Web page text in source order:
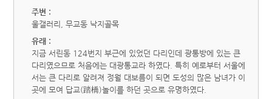
주변 :
울갤러리, 무교동 낙지골목
유래 :
지금 서린동 124번지 부근에 있었던 다리인데 광통방에 있는 큰
다리였으므로 처음에는 대광통교라 하였다. 특히 예로부터 서울에
서는 큰 다리로 알려져 정월 대보름이 되면 도성의 많은 남녀가 이
곳에 모여 답교(踏橋)놀이를 하던 곳으로 유명하였다.